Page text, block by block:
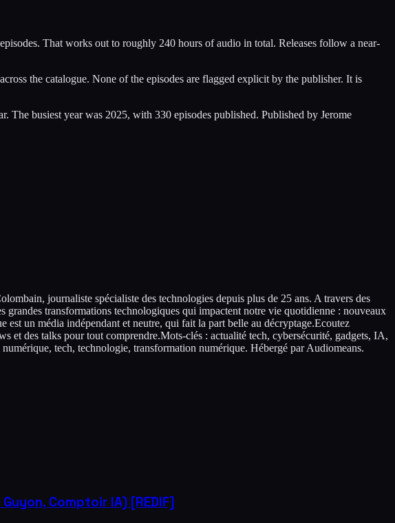
That works out to roughly 240 hours of audio in total. Releases follow a near-
the catalogue. None of the episodes are flagged explicit by the publisher. It is
busiest year was 2025, with 330 episodes published. Published by Jerome
journaliste spécialiste des technologies depuis plus de 25 ans. A travers des
grandes transformations technologiques qui impactent notre vie quotidienne : nouveaux
un média indépendant et neutre, qui fait la part belle au décryptage.Ecoutez
et des talks pour tout comprendre.Mots-clés : actualité tech, cybersécurité, gadgets, IA,
tech, technologie, transformation numérique. Hébergé par Audiomeans.
Comptoir IA) [REDIF]